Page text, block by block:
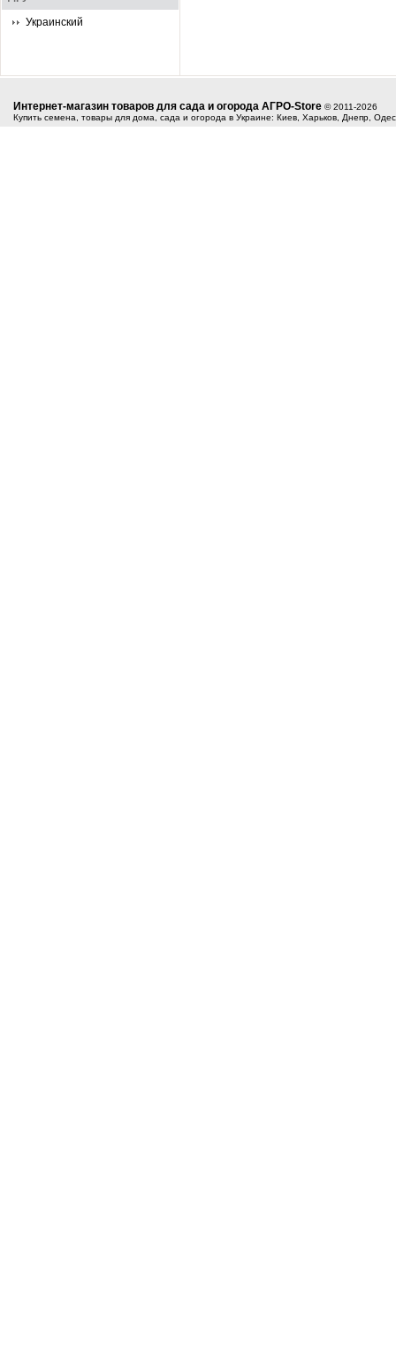
Украинский
Интернет-магазин товаров для сада и огорода АГРО-Store © 2011-2026
Купить семена, товары для дома, сада и огорода в Украине: Киев, Харьков, Днепр,